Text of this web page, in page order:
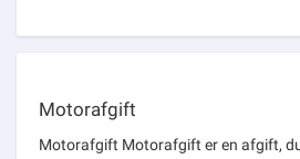
Motorafgift
Motorafgift Motorafgift er en afgift,